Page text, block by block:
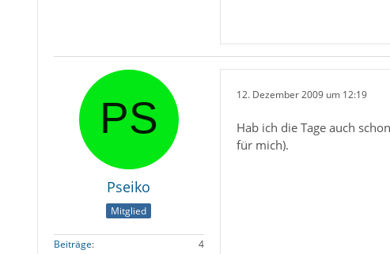
Pseiko
Mitglied
Beiträge
4
12. Dezember 2009 um 12:19
Hab ich die Tage auch
für mich).